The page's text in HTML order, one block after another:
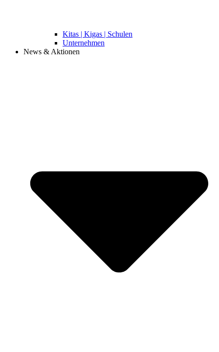
Kitas | Kigas | Schulen
Unternehmen
News & Aktionen